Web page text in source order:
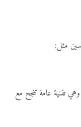
مثل:
تقنية عامة تنجح مع